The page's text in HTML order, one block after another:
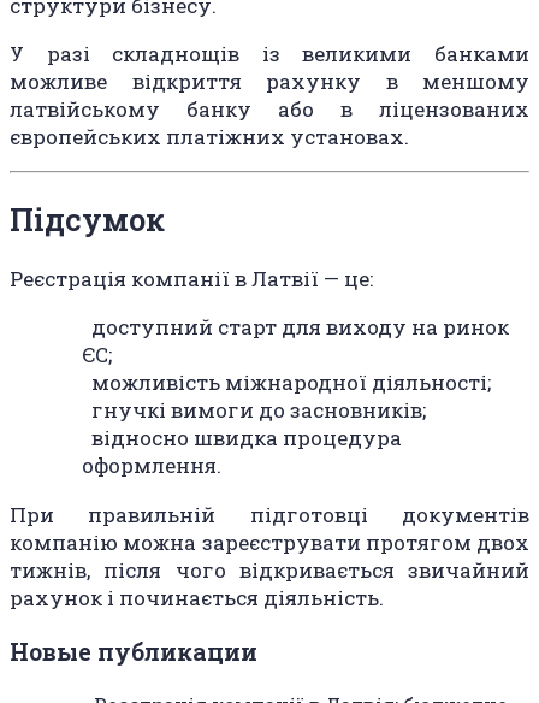
У разі складнощів із великими банками
можливе відкриття рахунку в меншому
латвійському банку або в ліцензованих
європейських платіжних установах.
Підсумок
Реєстрація компанії в Латвії — це:
доступний старт для виходу на ринок
ЄС;
можливість міжнародної діяльності;
гнучкі вимоги до засновників;
відносно швидка процедура
оформлення.
При правильній підготовці документів
компанію можна зареєструвати протягом двох
тижнів, після чого відкривається звичайний
рахунок і починається діяльність.
Новые публикации